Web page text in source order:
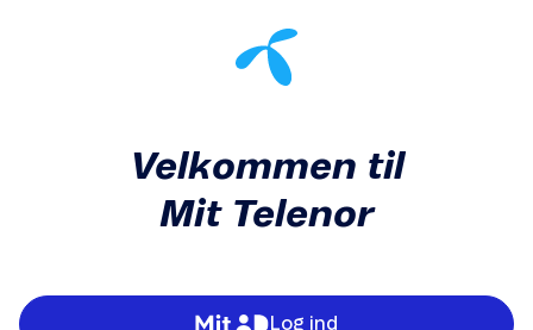
Velkommen til
Mit Telenor
Log ind